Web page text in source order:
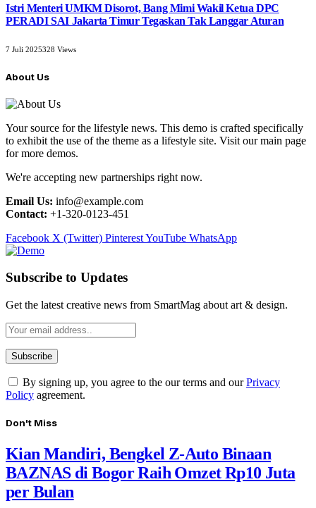
Istri Menteri UMKM Disorot, Bang Mimi Wakil Ketua DPC
PERADI SAI Jakarta Timur Tegaskan Tak Langgar Aturan
7 Juli 2025328 Views
About Us
Your source for the lifestyle news. This demo is crafted specifically
to exhibit the use of the theme as a lifestyle site. Visit our main page
for more demos.
We're accepting new partnerships right now.
Email Us: info@example.com
Contact: +1-320-0123-451
Facebook X (Twitter) PinterestYouTube WhatsApp
Subscribe to Updates
Get the latest creative news from SmartMag about art & design.
By signing up, you agree to the our terms and ourPrivacy
Policy agreement.
Don't Miss
Kian Mandiri, Bengkel Z-Auto Binaan
BAZNAS di Bogor Raih Omzet Rp10 Juta
per Bulan